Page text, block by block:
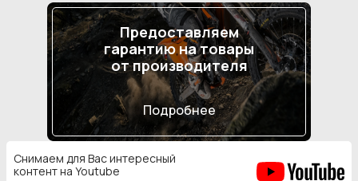
Предоставляем
гарантию на товары
от производителя
Подробнее
Снимаем для Вас интересный
контент на Youtube